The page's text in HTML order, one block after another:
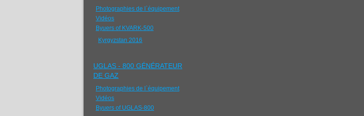
Photographies de l`équipement
Vidéos
Byuers of KVARK-500
Kyrgyzstan 2016
UGLAS - 800 GÉNÉRATEUR
DE GAZ
Photographies de l`équipement
Vidéos
Byuers of UGLAS-800